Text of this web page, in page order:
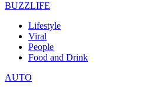
BUZZLIFE
Lifestyle
Viral
People
Food and Drink
AUTO